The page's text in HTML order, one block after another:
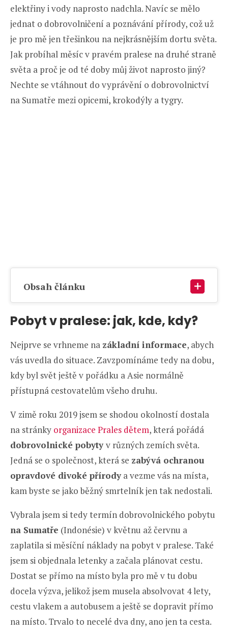
elektřiny i vody naprosto nadchla. Navíc se mělo
jednat o dobrovolničení a poznávání přírody, což už
je pro mě jen třešinkou na nejkrásnějším dortu světa.
Jak probíhal měsíc v pravém pralese na druhé straně
světa a proč je od té doby můj život naprosto jiný?
Nechte se vtáhnout do vyprávění o dobrovolnictví
na Sumatře mezi opicemi, krokodýly a tygry.
Obsah článku
Pobyt v pralese: jak, kde, kdy?
Nejprve se vrhneme na základní informace, abych
vás uvedla do situace. Zavzpomínáme tedy na dobu,
kdy byl svět ještě v pořádku a Asie normálně
přístupná cestovatelům všeho druhu.
V zimě roku 2019 jsem se shodou okolností dostala
na stránky organizace Prales dětem, která pořádá
dobrovolnické pobytyv různých zemích světa.
Jedná se o společnost, která se zabývá ochranou
opravdové divoké přírodya vezme vás na místa,
kam byste se jako běžný smrtelník jen tak nedostali.
Vybrala jsem si tedy termín dobrovolnického pobytu
na Sumatře (Indonésie) v květnu až červnu a
zaplatila si měsíční náklady na pobyt v pralese. Také
jsem si objednala letenky a začala plánovat cestu.
Dostat se přímo na místo byla pro mě v tu dobu
docela výzva, jelikož jsem musela absolvovat 4 lety,
cestu vlakem a autobusem a ještě se dopravit přímo
na místo. Trvalo to necelé dva dny, ano jen ta cesta.